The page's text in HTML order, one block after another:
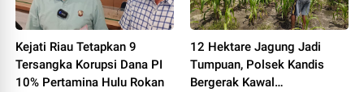
Kejati Riau Tetapkan 9
Tersangka Korupsi Dana PI
10% Pertamina Hulu Rokan
12 Hektare Jagung Jadi
Tumpuan, Polsek Kandis
Bergerak Kawal